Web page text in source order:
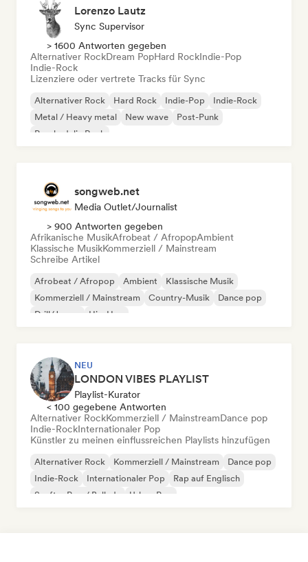
Lorenzo Lautz
Sync Supervisor
> 1600 Antworten gegeben
Alternativer RockDream PopHard RockIndie-Pop
Indie-Rock
Lizenziere oder vertrete Tracks für Sync
Alternativer Rock Hard Rock Indie-Pop
Indie-Rock
Metal / Heavy metal
New wave
Post-Punk
Psychedelic Rock
songweb.net
Media Outlet/Journalist
> 900 Antworten gegeben
Afrikanische MusikAfrobeat / AfropopAmbient
Klassische MusikKommerziell / Mainstream
Schreibe Artikel
Afrobeat / Afropop Ambient
Klassische Musik
Kommerziell / Mainstream
Country-Musik
Dance pop
Drill/Jersey
Hip-Hop
NEU
LONDON VIBES PLAYLIST
Playlist-Kurator
< 100 gegebene Antworten
Alternativer RockKommerziell / MainstreamDance pop
Indie-RockInternationaler Pop
Künstler zu meinen einflussreichen Playlists hinzufügen
Alternativer Rock Kommerziell / Mainstream
Dance pop
Indie-Rock
Internationaler Pop
Rap auf Englisch
Sanfter Pop / Ballade
Urban Pop